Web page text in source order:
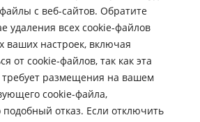
c веб-сайтов. Обратите
удаления всех cookie-файлов
ваших настроек, включая
от cookie-файлов, так как эта
размещения на вашем
cookie-файла,
отказ. Если отключить